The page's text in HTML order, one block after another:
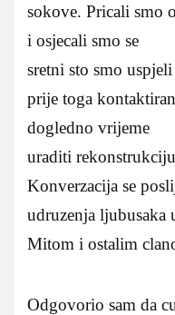
sokove. Pricali smo
i osjecali smo se
sretni sto smo
prije toga
dogledno vrijeme
uraditi
Konverzacija se
udruzenja
Mitom i ostalim
Odgovorio sam da